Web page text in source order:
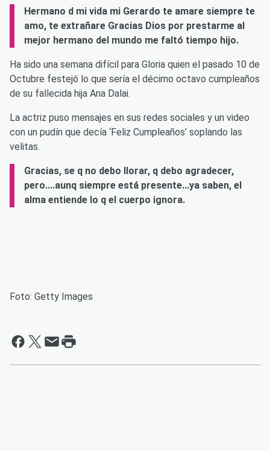
Hermano d mi vida mi Gerardo te amare siempre te
amo, te extrañare Gracias Dios por prestarme al
mejor hermano del mundo me faltó tiempo hijo.
Ha sido una semana difícil para Gloria quien el pasado 10 de
Octubre festejó lo que sería el décimo octavo cumpleaños
de su fallecida hija Ana Dalai.
La actriz puso mensajes en sus redes sociales y un video
con un pudín que decía ‘Feliz Cumpleaños’ soplando las
velitas.
Gracias, se q no debo llorar, q debo agradecer,
pero....aunq siempre está presente...ya saben, el
alma entiende lo q el cuerpo ignora.
Foto: Getty Images